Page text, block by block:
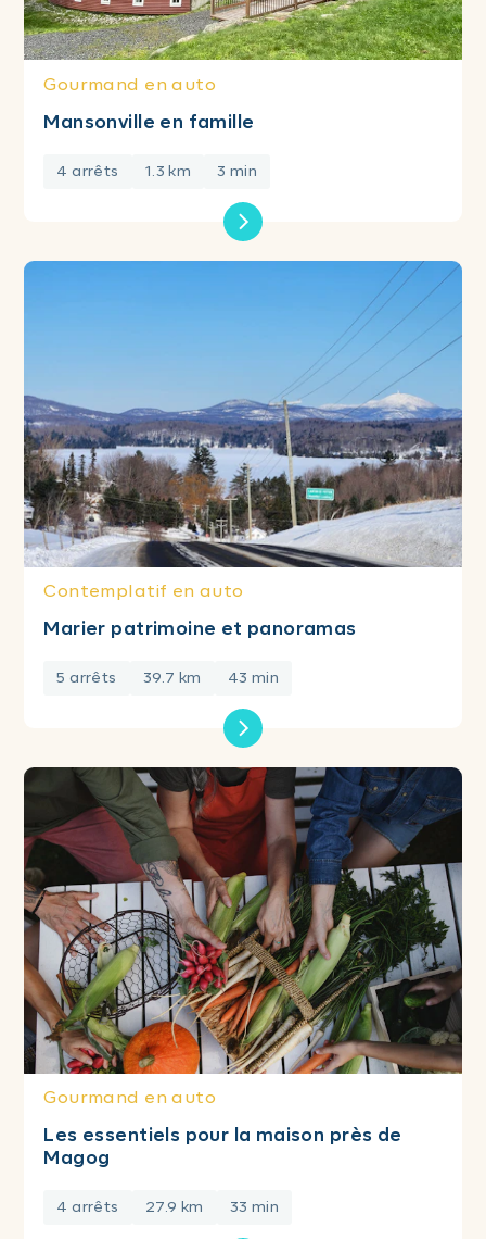
Gourmand en auto
Mansonville en famille
4 arrêts 1.3 km 3 min
Contemplatif en auto
Marier patrimoine et panoramas
5 arrêts 39.7 km 43 min
Gourmand en auto
Les essentiels pour la maison près de
Magog
4 arrêts 27.9 km 33 min